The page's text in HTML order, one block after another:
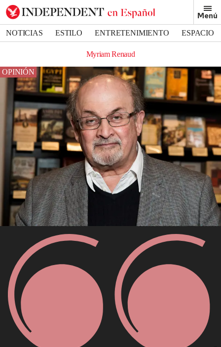
Menú
NOTICIAS ESTILO ENTRETENIMIENTO
ESPACIO
Myriam Renaud
OPINIÓN